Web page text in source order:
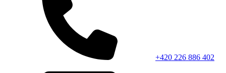
+420 226 886 402